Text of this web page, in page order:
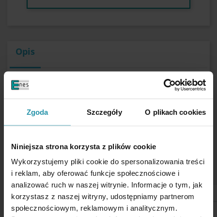
Zgoda Szczegóły O plikach cookies
Niniejsza strona korzysta z plików cookie
Wykorzystujemy pliki cookie do spersonalizowania treści
i reklam, aby oferować funkcje społecznościowe i
analizować ruch w naszej witrynie. Informacje o tym, jak
korzystasz z naszej witryny, udostępniamy partnerom
społecznościowym, reklamowym i analitycznym.
Opis
PARAMETRY UŻYTKOWE
Typ magnesu neodymowy
Udźwig maksymalny ~65 [kg]
Podana wartość jest mierzona w warunkach